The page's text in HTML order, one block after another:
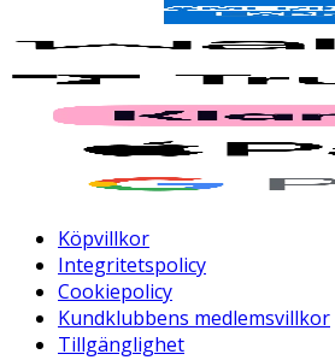
Köpvillkor
Integritetspolicy
Cookiepolicy
Kundklubbens medlemsvillkor
Tillgänglighet